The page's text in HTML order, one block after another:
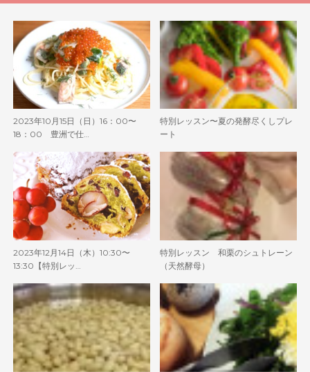
2023年10月15日（日）16：00〜
18：00 豊洲で仕…
特別レッスン〜夏の発酵尽くしプレ
ート
2023年12月14日（木）10:30〜
13:30【特別レッ…
特別レッスン 和栗のシュトレーン
（天然酵母）